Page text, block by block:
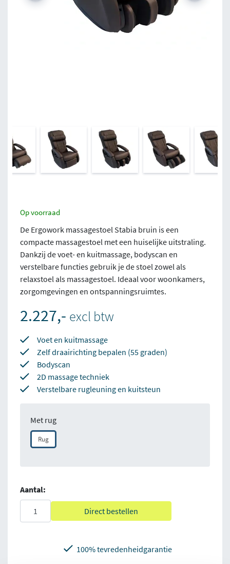
Op voorraad
De Ergowork massagestoel Stabia bruin is een
compacte massagestoel met een huiselijke uitstraling.
Dankzij de voet- en kuitmassage, bodyscan en
verstelbare functies gebruik je de stoel zowel als
relaxstoel als massagestoel. Ideaal voor woonkamers,
zorgomgevingen en ontspanningsruimtes.
2.227,- excl btw
Voet en kuitmassage
Zelf draairichting bepalen (55 graden)
Bodyscan
2D massage techniek
Verstelbare rugleuning en kuitsteun
Met rug
Rug
Aantal:
Direct bestellen
100% tevredenheidgarantie